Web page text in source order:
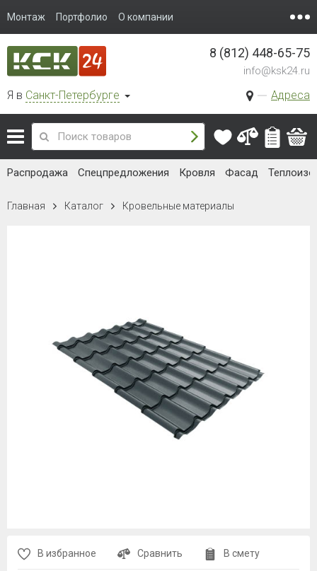
Монтаж Портфолио О компании
Я в Санкт-Петербурге Адреса
8 (812) 448-65-75
info@ksk24.ru
Распродажа Спецпредложения Кровля Фасад
Главная Каталог Кровельные материалы
В избранное Сравнить В смету